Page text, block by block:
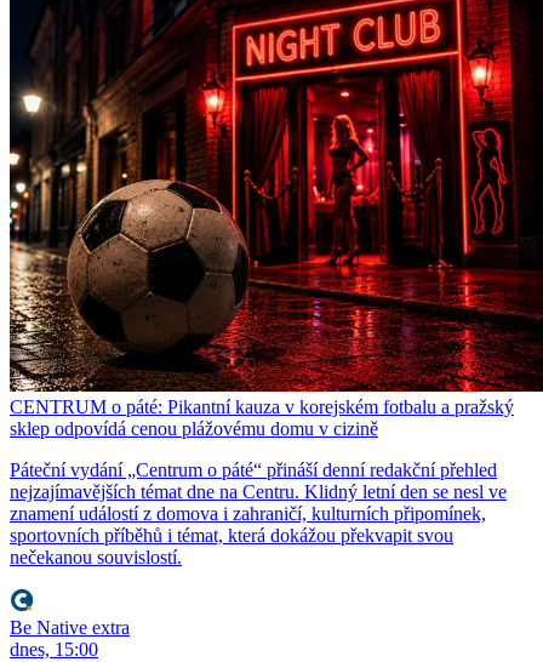
CENTRUM o páté: Pikantní kauza v korejském fotbalu a pražský
sklep odpovídá cenou plážovému domu v cizině
Páteční vydání „Centrum o páté“ přináší denní redakční přehled
nejzajímavějších témat dne na Centru. Klidný letní den se nesl ve
znamení událostí z domova i zahraničí, kulturních připomínek,
sportovních příběhů i témat, která dokážou překvapit svou
nečekanou souvislostí.
Be Native extra
dnes, 15:00